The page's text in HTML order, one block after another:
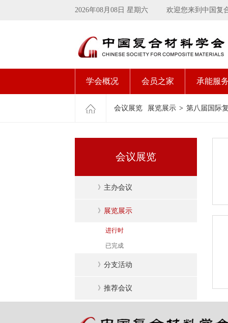
2026年08月08日 星期六 欢迎您来到中国复
学会概况 会员之家 承能服
会议展览 展览展示 > 第八届国际
会议展览
》 主办会议
》 展览展示
进行时
已完成
》 分支活动
》 推荐会议